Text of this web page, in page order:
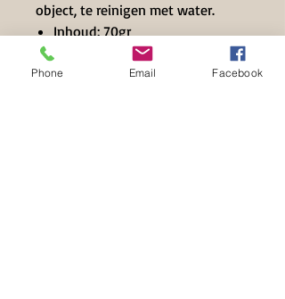
object, te reinigen met water.
Inhoud: 70gr
Merk : Décopatch
Phone Email Facebook